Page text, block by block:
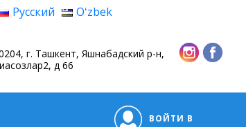
Русский Oʻzbek
г. Ташкент, Яшнабадский р-н,
д 66
ВОЙТИ В